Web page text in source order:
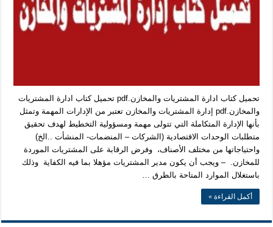
تحميل كتاب ادارة المشتريات والمخازن.pdf تحميل كتاب ادارة المشتريات
والمخازن.pdf إدارة المشتريات والمخازن تعتبر من الإدارات المهمة وتمثل
بأنها الإدارة المتكاملة التي تتولى مهمة ومسؤولية التخطيط لهدف تحقيق
متطلبات الوحدات الاقتصادية (الشركات – المنضمات- المنشأت ..الخ)
واحتياجاتها من مختلف الأصناف، وفرض الرقابة على المشتريات الموردة
للمخازن. – ويجب أن يكون مدير المشتريات مؤهلا بما فيه الكفاية وذلك
باستغلال الموارد المتاحة بالطرق …
أكمل القراءة »